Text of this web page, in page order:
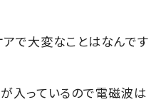
で大変なことはなんです
入っているので電磁波は